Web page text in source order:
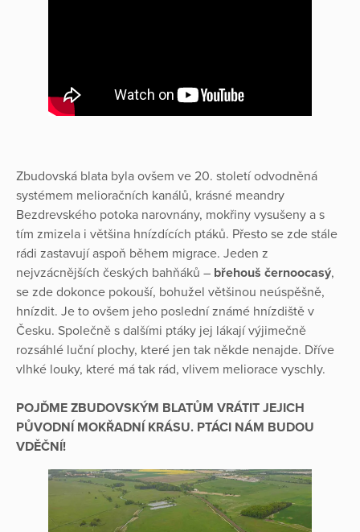
Zbudovská blata byla ovšem ve 20. století odvodněná
systémem melioračních kanálů, krásné meandry
Bezdrevského potoka narovnány, mokřiny vysušeny a s
tím zmizela i většina hnízdících ptáků. Přesto se zde stále
rádi zastavují aspoň během migrace. Jeden z
nejvzácnějších českých bahňáků – břehouš černoocasý,
se zde dokonce pokouší, bohužel většinou neúspěšně,
hnízdit. Je to ovšem jeho poslední známé hnízdiště v
Česku. Společně s dalšími ptáky jej lákají výjimečně
rozsáhlé luční plochy, které jen tak někde nenajde. Dříve
vlhké louky, které má tak rád, vlivem meliorace vyschly.
POJĎME ZBUDOVSKÝM BLATŮM VRÁTIT JEJICH
PŮVODNÍ MOKŘADNÍ KRÁSU. PTÁCI NÁM BUDOU
VDĚČNÍ!